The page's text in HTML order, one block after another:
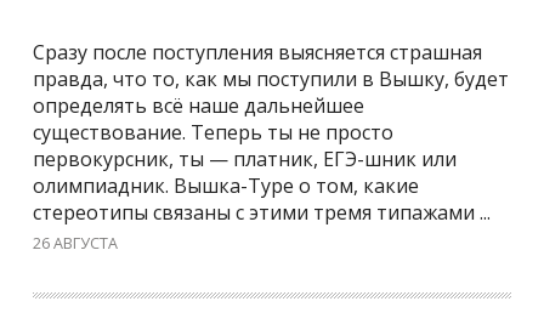
Сразу после поступления выясняется страшная
правда, что то, как мы поступили в Вышку, будет
определять всё наше дальнейшее
существование. Теперь ты не просто
первокурсник, ты — платник, ЕГЭ-шник или
олимпиадник. Вышка-Type о том, какие
стереотипы связаны с этими тремя типажами ...
26 АВГУСТА